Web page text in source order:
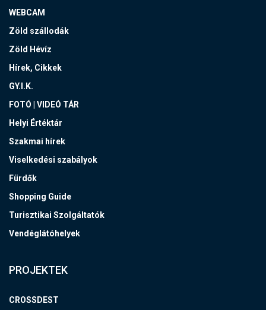
WEBCAM
Zöld szállodák
Zöld Hévíz
Hírek, Cikkek
GY.I.K.
FOTÓ | VIDEÓ TÁR
Helyi Értéktár
Szakmai hírek
Viselkedési szabályok
Fürdők
Shopping Guide
Turisztikai Szolgáltatók
Vendéglátóhelyek
PROJEKTEK
CROSSDEST